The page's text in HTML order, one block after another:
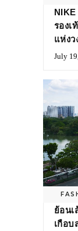
รองเ
แห่งว
July
ย้อนเ
เกือ